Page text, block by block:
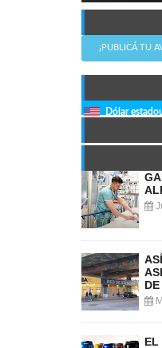
¡PUBLICÁ TU
Dólar
EL